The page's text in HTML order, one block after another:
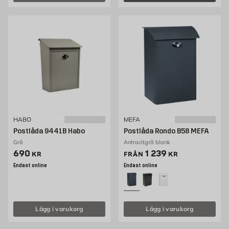
HABO
Postlåda 9441B Habo
Grå
Pris 690 kr
690 KR
Endast online
Lägg i varukorg
MEFA
Postlåda Rondo B58 MEFA
Antracitgrå blank
FRÅN Pris 1239 kr
1 239 KR
Endast online
Lägg i varukorg